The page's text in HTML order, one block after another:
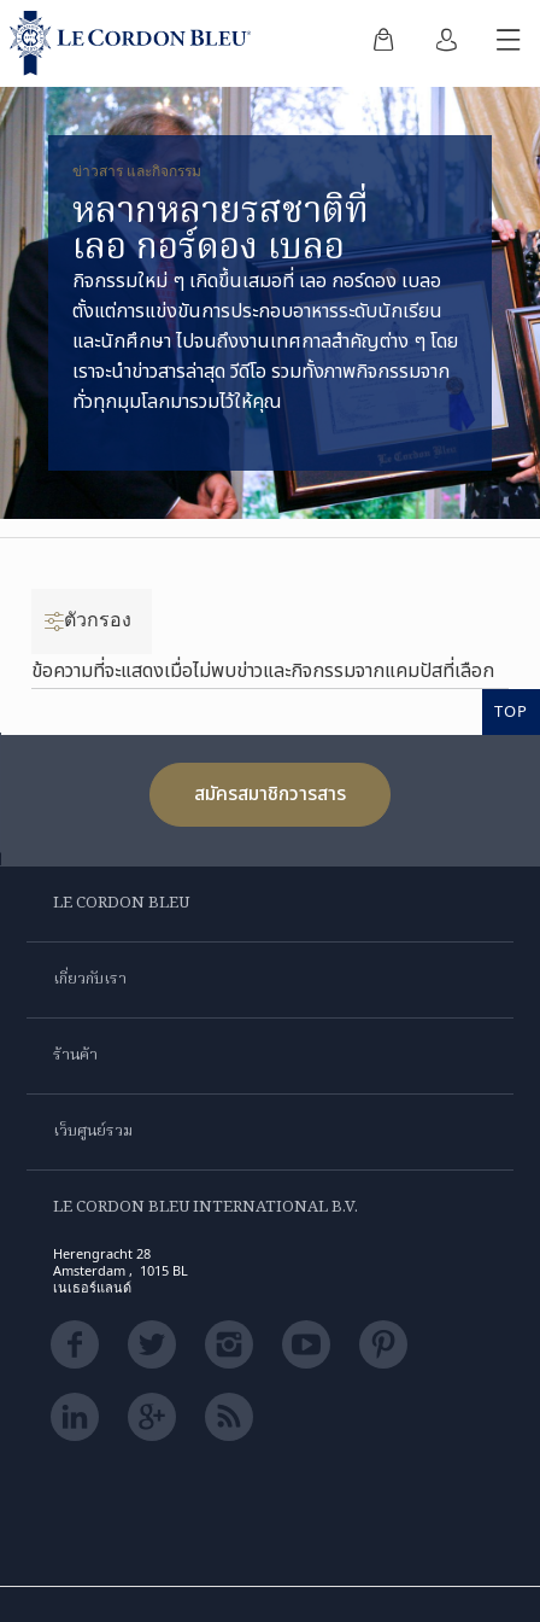
ข่าวสาร และกิจกรรม
หลากหลายรสชาติที่
เลอ กอร์ดอง เบลอ
กิจกรรมใหม่ ๆ เกิดขึ้นเสมอที่ เลอ กอร์ดอง เบลอ
ตั้งแต่การแข่งขันการประกอบอาหารระดับนักเรียน
และนักศึกษา ไปจนถึงงานเทศกาลสำคัญต่าง ๆ โดย
เราจะนำข่าวสารล่าสุด วีดีโอ รวมทั้งภาพกิจกรรมจาก
ทั่วทุกมุมโลกมารวมไว้ให้คุณ
ตัวกรอง
ข้อความที่จะแสดงเมื่อไม่พบข่าวและกิจกรรมจากแคมปัสที่เลือก
TOP
สมัครสมาชิกวารสาร
LE CORDON BLEU
เกี่ยวกับเรา
ร้านค้า
เว็บศูนย์รวม
LE CORDON BLEU INTERNATIONAL B.V.
Herengracht 28
Amsterdam , 1015 BL
เนเธอร์แลนด์